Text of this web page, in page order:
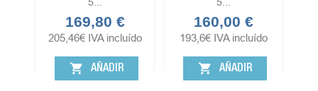
Precio
169,80 €
205,46€ IVA incluído
shopping_cart AÑADIR
Precio
160,00 €
193,6€ IVA incluído
shopping_cart AÑADIR